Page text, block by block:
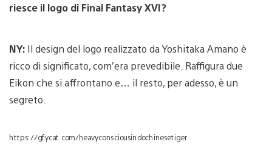
riesce il logo di Final Fantasy XVI?
NY: Il design del logo realizzato da Yoshitaka Amano è
ricco di significato, com’era prevedibile. Raffigura due
Eikon che si affrontano e… il resto, per adesso, è un
segreto.
https://gfycat.com/heavyconsciousindochinesetiger